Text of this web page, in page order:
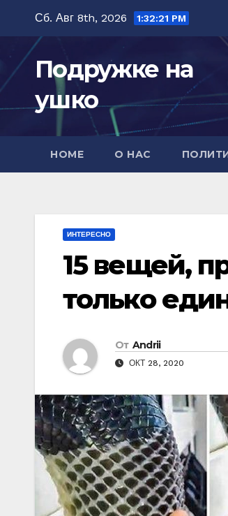
содержимому
Сб. Авг 8th, 2026 1:32:23 PM
Подружке на
ушко
HOME О НАС
ИНТЕРЕСНО
15 вещей,
только
От Andrii
ОКТ 28, 2020